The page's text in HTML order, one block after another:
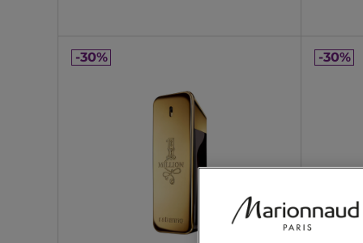
-30% -30%